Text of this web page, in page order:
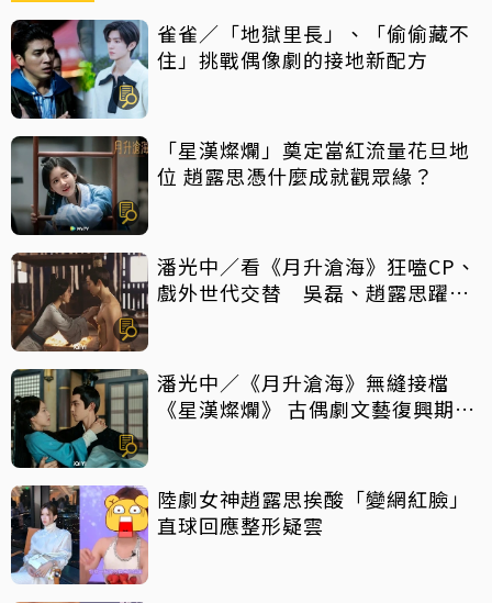
雀雀／「地獄里長」、「偷偷藏不
住」挑戰偶像劇的接地新配方
「星漢燦爛」奠定當紅流量花旦地
位 趙露思憑什麼成就觀眾緣？
潘光中／看《月升滄海》狂嗑CP、
戲外世代交替 吳磊、趙露思躍升
潘光中／《月升滄海》無縫接檔
《星漢燦爛》 古偶劇文藝復興期來
陸劇女神趙露思挨酸「變網紅臉」
直球回應整形疑雲